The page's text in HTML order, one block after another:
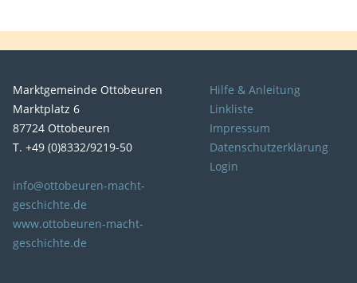
Marktgemeinde Ottobeuren
Marktplatz 6
87724 Ottobeuren
T. +49 (0)8332/9219-50
info@ottobeuren-macht-
geschichte.de
www.ottobeuren-macht-
geschichte.de
Hilfe & Anleitung
Linkliste
Impressum
Datenschutzerklärung
Login